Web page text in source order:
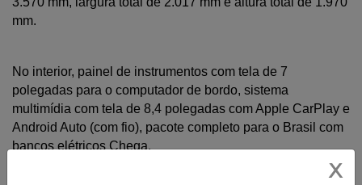
mm.
No interior, painel de instrumentos com tela de 7
polegadas para o computador de bordo, sistema
multimídia com tela de 8,4 polegadas com Apple CarPlay e
Android Auto (com fio), pacote completo para o Brasil com
bancos elétricos Chega.
X